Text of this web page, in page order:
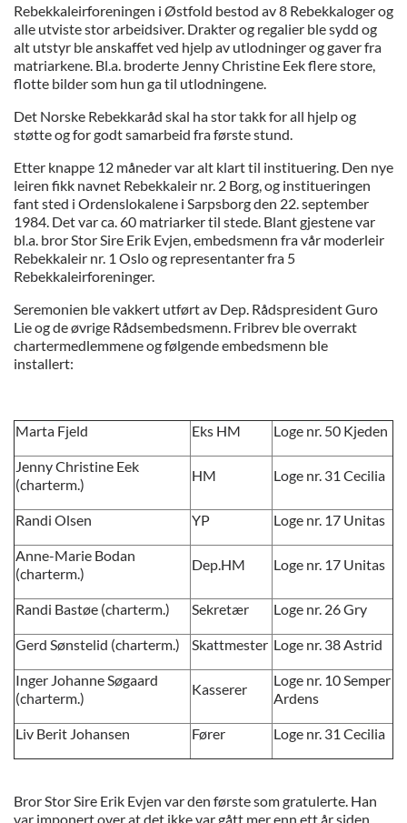
Rebekkaleirforeningen i Østfold bestod av 8 Rebekkaloger og
alle utviste stor arbeidsiver. Drakter og regalier ble sydd og
alt utstyr ble anskaffet ved hjelp av utlodninger og gaver fra
matriarkene. Bl.a. broderte Jenny Christine Eek flere store,
flotte bilder som hun ga til utlodningene.
Det Norske Rebekkaråd skal ha stor takk for all hjelp og
støtte og for godt samarbeid fra første stund.
Etter knappe 12 måneder var alt klart til instituering. Den nye
leiren fikk navnet Rebekkaleir nr. 2 Borg, og institueringen
fant sted i Ordenslokalene i Sarpsborg den 22. september
1984. Det var ca. 60 matriarker til stede. Blant gjestene var
bl.a. bror Stor Sire Erik Evjen, embedsmenn fra vår moderleir
Rebekkaleir nr. 1 Oslo og representanter fra 5
Rebekkaleirforeninger.
Seremonien ble vakkert utført av Dep. Rådspresident Guro
Lie og de øvrige Rådsembedsmenn. Fribrev ble overrakt
chartermedlemmene og følgende embedsmenn ble
installert:
Marta Fjeld Eks HM Loge nr. 50 Kjeden
Jenny Christine Eek
(charterm.)
HM Loge nr. 31 Cecilia
Randi Olsen YP Loge nr. 17 Unitas
Anne-Marie Bodan
(charterm.)
Dep.HM Loge nr. 17 Unitas
Randi Bastøe (charterm.) Sekretær Loge nr. 26 Gry
Gerd Sønstelid (charterm.) Skattmester Loge nr. 38 Astrid
Inger Johanne Søgaard
(charterm.)
Kasserer
Loge nr. 10 Semper
Ardens
Liv Berit Johansen Fører Loge nr. 31 Cecilia
Bror Stor Sire Erik Evjen var den første som gratulerte. Han
var imponert over at det ikke var gått mer enn ett år siden